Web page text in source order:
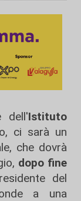
dell'Istituto
ci sarà un
che dovrà
dopo fine
del
a una